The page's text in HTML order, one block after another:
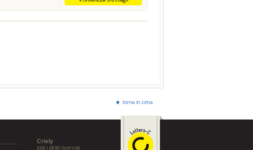
torna in cima
Criely
tutti i diritti riservati